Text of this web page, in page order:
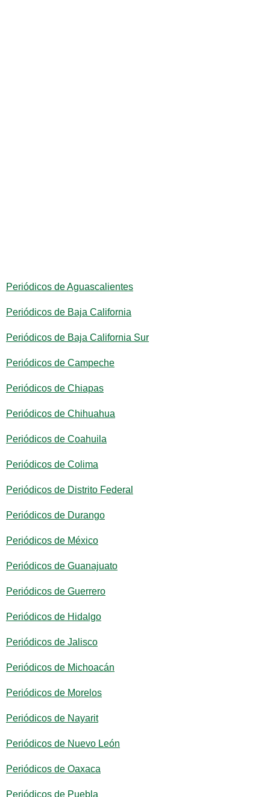
Periódicos de Aguascalientes
Periódicos de Baja California
Periódicos de Baja California Sur
Periódicos de Campeche
Periódicos de Chiapas
Periódicos de Chihuahua
Periódicos de Coahuila
Periódicos de Colima
Periódicos de Distrito Federal
Periódicos de Durango
Periódicos de México
Periódicos de Guanajuato
Periódicos de Guerrero
Periódicos de Hidalgo
Periódicos de Jalisco
Periódicos de Michoacán
Periódicos de Morelos
Periódicos de Nayarit
Periódicos de Nuevo León
Periódicos de Oaxaca
Periódicos de Puebla